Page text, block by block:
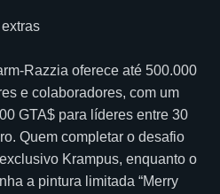
Razzia oferece até 500.000
e colaboradores, com um
GTA$ para líderes entre 30
Quem completar o desafio
Krampus, enquanto o
a pintura limitada “Merry